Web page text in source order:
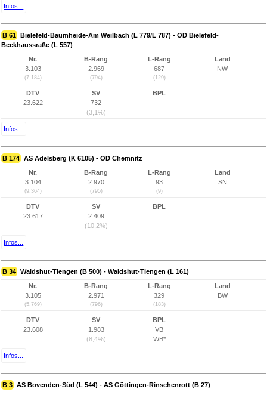
Infos...
B 61 Bielefeld-Baumheide-Am Weilbach (L 779/L 787) - OD Bielefeld-
Beckhaussraße (L 557)
Nr.
3.103
(7.184)
B-Rang
2.969
(794)
L-Rang
687
(129)
Land
NW
DTV
23.622
SV
732
(3,1%)
BPL
Infos...
B 174 AS Adelsberg (K 6105) - OD Chemnitz
Nr.
3.104
(9.364)
B-Rang
2.970
(795)
L-Rang
93
(9)
Land
SN
DTV
23.617
SV
2.409
(10,2%)
BPL
Infos...
B 34 Waldshut-Tiengen (B 500) - Waldshut-Tiengen (L 161)
Nr.
3.105
(5.769)
B-Rang
2.971
(796)
L-Rang
329
(183)
Land
BW
DTV
23.608
SV
1.983
(8,4%)
BPL
VB
WB*
Infos...
B 3 AS Bovenden-Süd (L 544) - AS Göttingen-Rinschenrott (B 27)